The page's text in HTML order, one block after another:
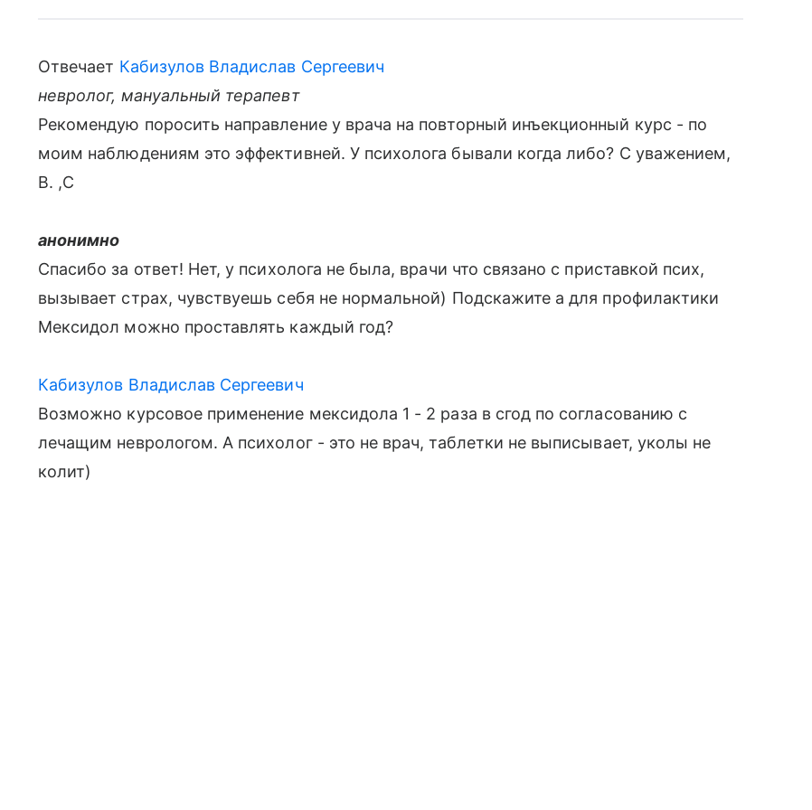
Отвечает Кабизулов Владислав Сергеевич
невролог, мануальный терапевт
Рекомендую поросить направление у врача на повторный инъекционный курс - по
моим наблюдениям это эффективней. У психолога бывали когда либо? С уважением,
В. ,С
анонимно
Спасибо за ответ! Нет, у психолога не была, врачи что связано с приставкой псих,
вызывает страх, чувствуешь себя не нормальной) Подскажите а для профилактики
Мексидол можно проставлять каждый год?
Кабизулов Владислав Сергеевич
Возможно курсовое применение мексидола 1 - 2 раза в сгод по согласованию с
лечащим неврологом. А психолог - это не врач, таблетки не выписывает, уколы не
колит)